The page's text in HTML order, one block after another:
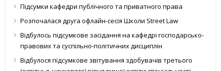
Підсумки кафедри публічного та приватного права
Розпочалася друга офлайн-сесія Школи Street Law
Відбулось підсумкове засідання на кафедрі господарсько-
правових та суспільно-політичних дисциплін
Відбулося підсумкове звітування здобувачів третього